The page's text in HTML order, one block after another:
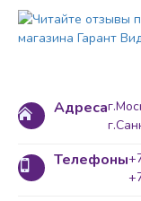
Адреса
Телефоны